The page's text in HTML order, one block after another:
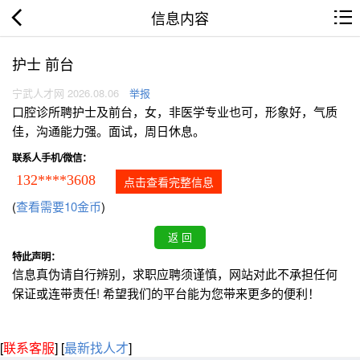
信息内容
护士 前台
宁武人才网 2026.08.06 举报
口腔诊所聘护士及前台，女，非医学专业也可，形象好，气质
佳，沟通能力强。面试，周日休息。
联系人手机/微信：
132****3608 点击查看完整信息
(查看需要10金币)
特此声明：
信息真伪请自行辨别，求职应聘须谨慎，网站对此不承担任何
保证或连带责任! 希望我们的平台能为您带来更多的便利！
[联系客服] [最新找人才]